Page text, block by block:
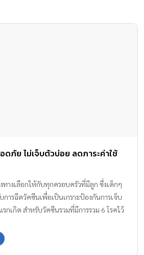
ดภัย ไม่เจ็บตัวบ่อย ลดภาระค่าใช้
ทางเลือกให้กับทุกครอบครัวที่มีลูก ซึ่งเด็กๆ
ารฉีดวัคซีนเพื่อเป็นเกราะป้องกันการเจ็บ
กเกิด สำหรับวัคซีนรวมที่มีการรวม 6 โรคไว้
มีข้อมูลมาบอกให้ทราบกันค่ะ